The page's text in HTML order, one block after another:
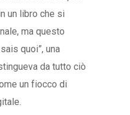
un libro che si
ma questo
quoi”, una
da tutto ciò
un fiocco di